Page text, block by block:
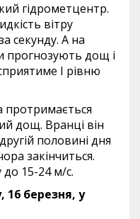
гідрометцентр.
вітру
секунду. А на
прогнозують дощ і
І рівню
протримається
дощ. Вранці він
половині дня
закінчиться.
до 15-24 м/с.
16 березня, у